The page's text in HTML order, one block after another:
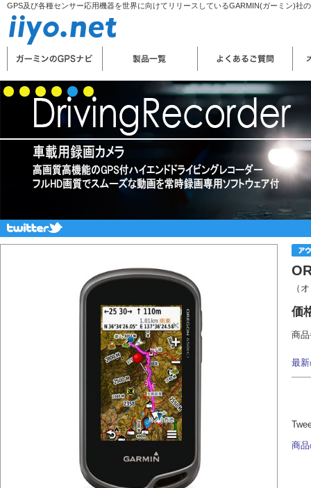
GPS及び各種センサー応用機器を世界に向けてリリースしているGARMIN(ガーミン)社
（
価
商
最
商